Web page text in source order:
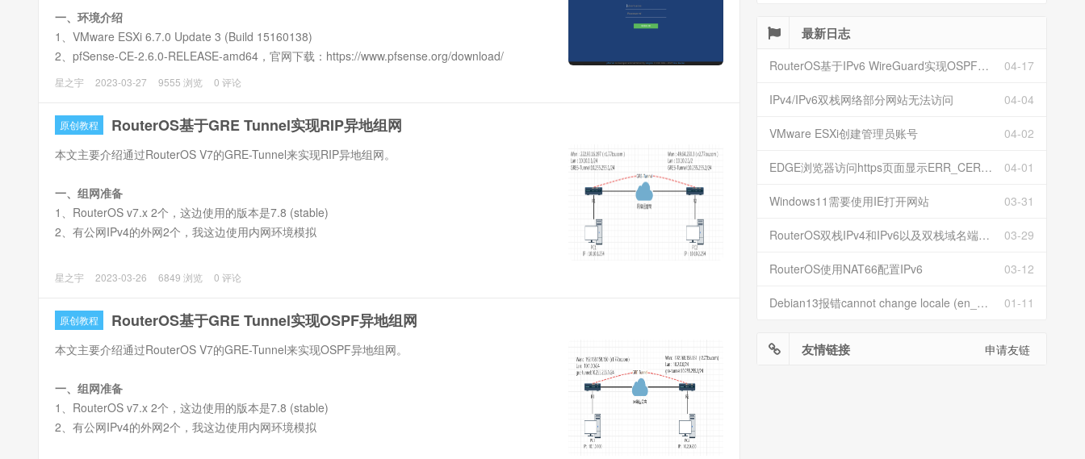
一、环境介绍
1、VMware ESXi 6.7.0 Update 3 (Build 15160138)
2、pfSense-CE-2.6.0-RELEASE-amd64，官网下载：https://www.pfsense.org/download/
星之宇 2023-03-27 9555 浏览 0 评论
原创教程 RouterOS基于GRE Tunnel实现RIP异地组网
本文主要介绍通过RouterOS V7的GRE-Tunnel来实现RIP异地组网。
一、组网准备
1、RouterOS v7.x 2个，这边使用的版本是7.8 (stable)
2、有公网IPv4的外网2个，我这边使用内网环境模拟
二、网络拓扑
星之宇 2023-03-26 6849 浏览 0 评论
原创教程 RouterOS基于GRE Tunnel实现OSPF异地组网
本文主要介绍通过RouterOS V7的GRE-Tunnel来实现OSPF异地组网。
一、组网准备
1、RouterOS v7.x 2个，这边使用的版本是7.8 (stable)
2、有公网IPv4的外网2个，我这边使用内网环境模拟
最新日志
04-17
RouterOS基于IPv6 WireGuard实现OSPF异地组网
04-04
IPv4/IPv6双栈网络部分网站无法访问
04-02
VMware ESXi创建管理员账号
04-01
EDGE浏览器访问https页面显示ERR_CERT_INVALID且无法跳过继续访问
03-31
Windows11需要使用IE打开网站
03-29
RouterOS双栈IPv4和IPv6以及双栈域名端口映射
03-12
RouterOS使用NAT66配置IPv6
01-11
Debian13报错cannot change locale (en_US.UTF-8)
友情链接 申请友链